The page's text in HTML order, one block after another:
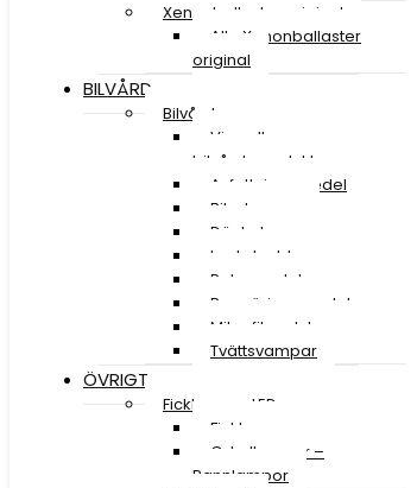
Xenonballaster original
Alla Xenonballaster
original
BILVÅRD
Bilvård
Visa alla
bilvårdsprodukter
Avfettningsmedel
Bilschampo
Däckglans
Lackskydd
Polermedel
Rengöringsmedel
Mikrofiberdukar
Tvättsvampar
ÖVRIGT
Ficklampor LED
Ficklampor
Cykellampor –
Pannlampor